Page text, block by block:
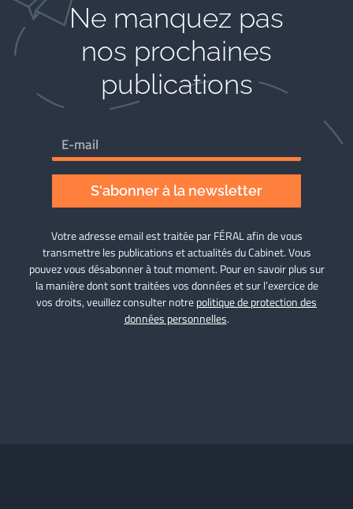
Ne manquez pas
nos prochaines
publications
S'abonner à la newsletter
Votre adresse email est traitée par FÉRAL afin de vous
transmettre les publications et actualités du Cabinet. Vous
pouvez vous désabonner à tout moment. Pour en savoir plus sur
la manière dont sont traitées vos données et sur l’exercice de
vos droits, veuillez consulter notrepolitique de protection des
données personnelles.